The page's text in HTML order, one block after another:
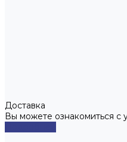
Доставка
Вы можете ознакомиться с